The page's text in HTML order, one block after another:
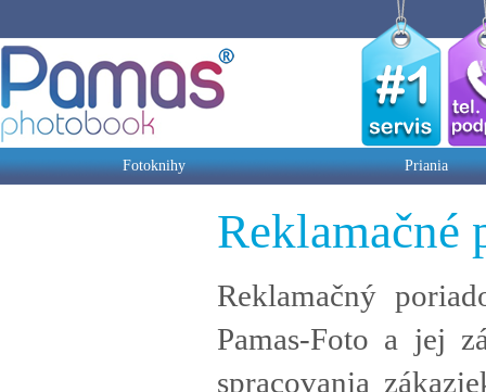
Fotoknihy Priania
Reklamačné
Reklamačný
Pamas-Foto a jej
spracovania